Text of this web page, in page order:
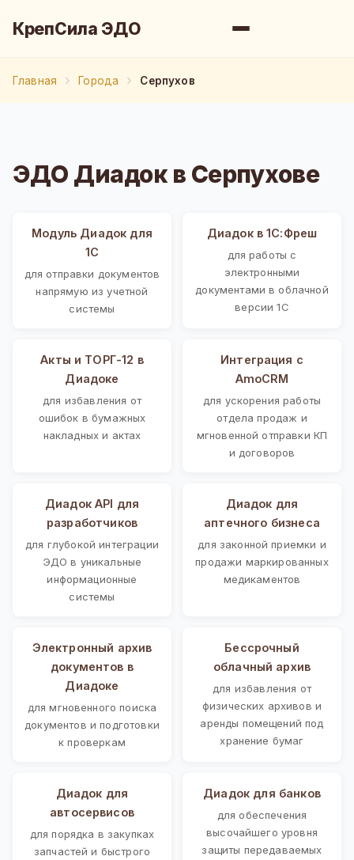
КрепСила ЭДО
Главная Города Серпухов
ЭДО Диадок в Серпухове
Модуль Диадок для
1С
для отправки документов
напрямую из учетной
системы
Диадок в 1С:Фреш
для работы с
электронными
документами в облачной
версии 1С
Акты и ТОРГ-12 в
Диадоке
для избавления от
ошибок в бумажных
накладных и актах
Интеграция с
AmoCRM
для ускорения работы
отдела продаж и
мгновенной отправки КП
и договоров
Диадок API для
разработчиков
для глубокой интеграции
ЭДО в уникальные
информационные
системы
Диадок для
аптечного бизнеса
для законной приемки и
продажи маркированных
медикаментов
Электронный архив
документов в
Диадоке
для мгновенного поиска
документов и подготовки
к проверкам
Бессрочный
облачный архив
для избавления от
физических архивов и
аренды помещений под
хранение бумаг
Диадок для
автосервисов
для порядка в закупках
запчастей и быстрого
Диадок для банков
для обеспечения
высочайшего уровня
защиты передаваемых